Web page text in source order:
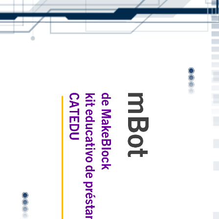
mBot
de MakeBlock
kit educativo de préstamo
CATEDU